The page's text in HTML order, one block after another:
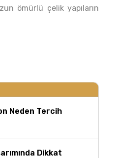
ömürlü çelik yapıların
Neden Tercih
Dikkat